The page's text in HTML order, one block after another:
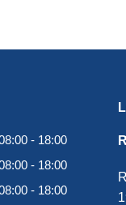
- 18:00
- 18:00
- 18:00